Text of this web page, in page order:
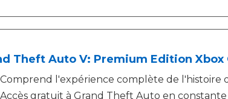
Theft Auto V: Premium Edition Xbox
Comprend l'expérience complète de l'histoire
Accès gratuit à Grand Theft Auto en